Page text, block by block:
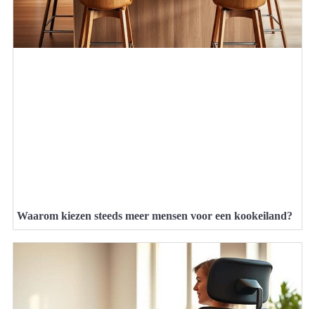
Waarom kiezen steeds meer mensen voor een kookeiland?